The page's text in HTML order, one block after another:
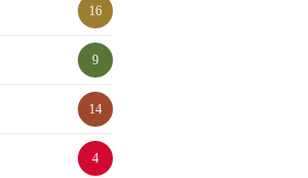
16
9
14
4